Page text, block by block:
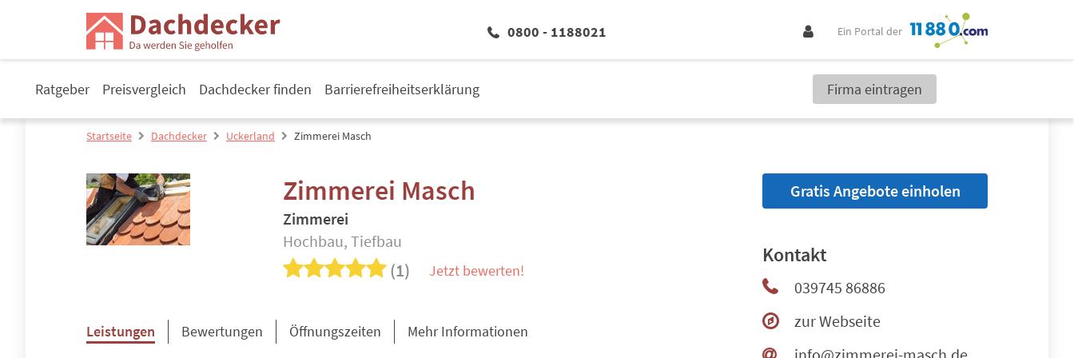
0800 - 1188021 Ein Portal der
Ratgeber Preisvergleich Dachdecker finden Barrierefreiheitserklärung Firma eintragen
Startseite Dachdecker Uckerland Zimmerei Masch
Zimmerei Masch
Zimmerei
Hochbau, Tiefbau
(1) Jetzt bewerten!
Leistungen Bewertungen Öffnungszeiten Mehr Informationen
Gratis Angebote einholen
Kontakt
039745 86886
zur Webseite